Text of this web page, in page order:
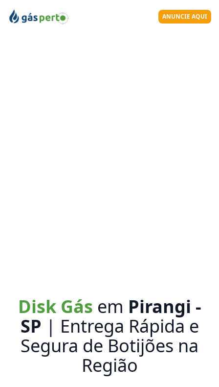
ANUNCIE AQUI
Disk Gás em Pirangi -
SP | Entrega Rápida e
Segura de Botijões na
Região